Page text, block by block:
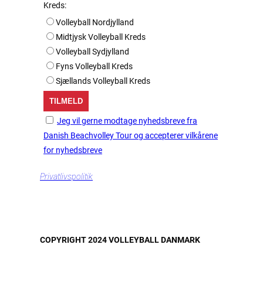
Kreds:
Volleyball Nordjylland
Midtjysk Volleyball Kreds
Volleyball Sydjylland
Fyns Volleyball Kreds
Sjællands Volleyball Kreds
Jeg vil gerne modtage nyhedsbreve fra
Danish Beachvolley Tour og accepterer vilkårene
for nyhedsbreve
Privatlivspolitik
COPYRIGHT 2024 VOLLEYBALL DANMARK